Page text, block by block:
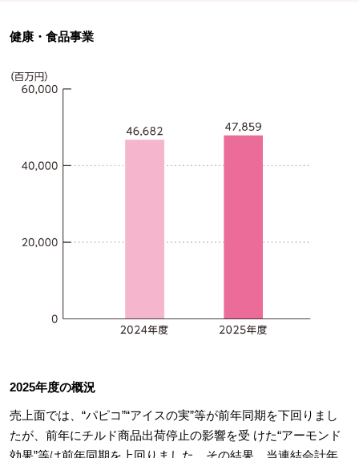
健康・食品事業
2025年度の概況
売上面では、“パピコ”“アイスの実”等が前年同期を下回りまし
たが、前年にチルド商品出荷停止の影響を受 けた“アーモンド
効果”等は前年同期を上回りました。その結果、当連結会計年